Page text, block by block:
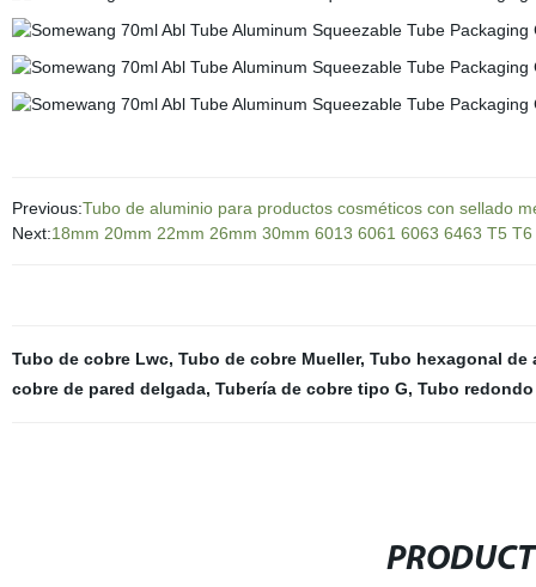
Previous:Tubo de aluminio para productos cosméticos con sellado
Next:18mm 20mm 22mm 26mm 30mm 6013 6061 6063 6463 T5
Tubo de cobre Lwc, Tubo de cobre Mueller, Tubo hexagonal de
cobre de pared delgada, Tubería de cobre tipo G, Tubo